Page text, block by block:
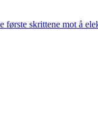
første skrittene mot å